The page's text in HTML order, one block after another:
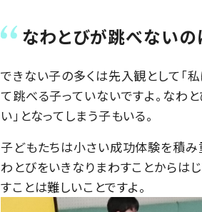
なわとびが跳べないの
できない子の多くは先入観として「
て跳べる子っていないですよ。なわ
い」となってしまう子もいる。
子どもたちは小さい成功体験を積み
わとびをいきなりまわすことからは
すことは難しいことですよ。